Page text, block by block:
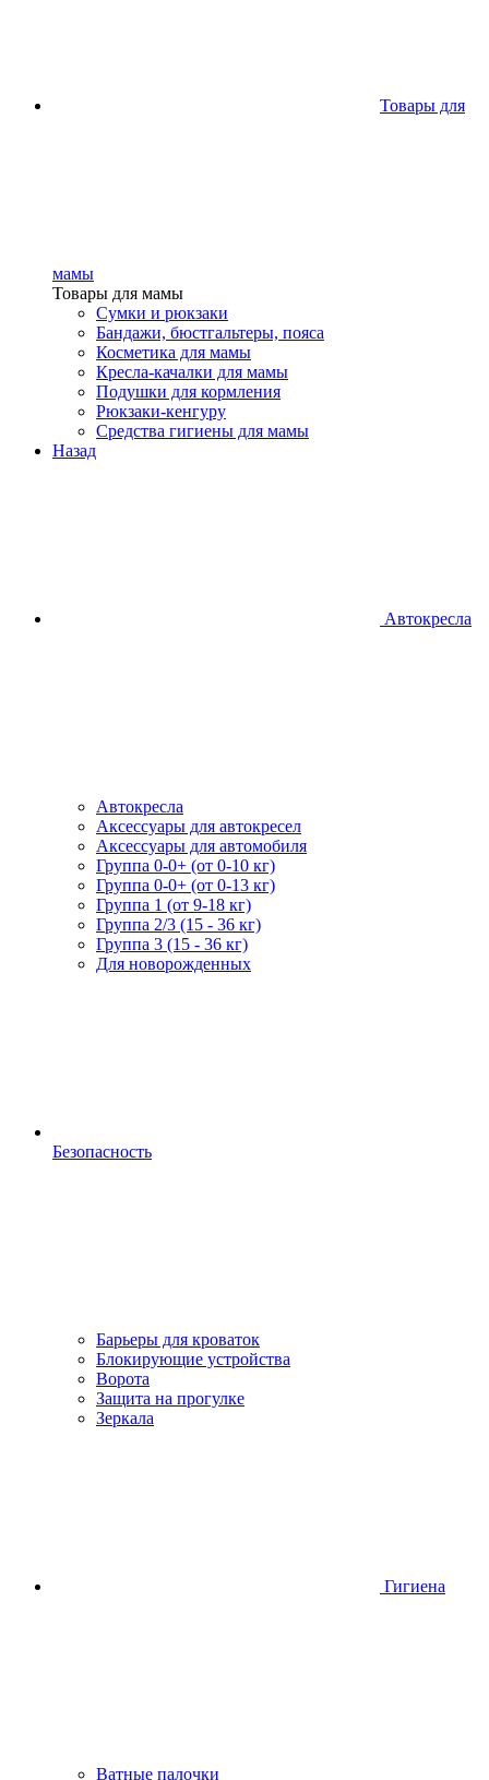
Товары для
мамы
Товары для мамы
Сумки и рюкзаки
Бандажи, бюстгальтеры, пояса
Косметика для мамы
Кресла-качалки для мамы
Подушки для кормления
Рюкзаки-кенгуру
Средства гигиены для мамы
Назад
Автокресла
Автокресла
Аксессуары для автокресел
Аксессуары для автомобиля
Группа 0-0+ (от 0-10 кг)
Группа 0-0+ (от 0-13 кг)
Группа 1 (от 9-18 кг)
Группа 2/3 (15 - 36 кг)
Группа 3 (15 - 36 кг)
Для новорожденных
Безопасность
Барьеры для кроваток
Блокирующие устройства
Ворота
Защита на прогулке
Зеркала
Гигиена
Ватные палочки